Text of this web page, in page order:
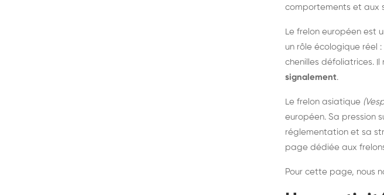
comportements et aux
Le frelon européen est
un rôle écologique réel
chenilles défoliatrices.
signalement.
Le frelon asiatique
européen. Sa pression
réglementation et sa
page dédiée aux
Pour cette page, nous